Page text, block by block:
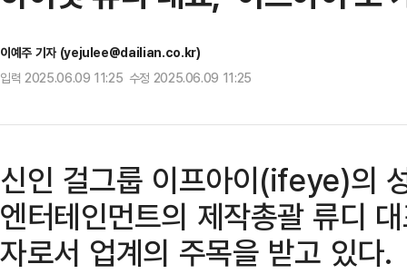
이예주 기자 (yejulee@dailian.co.kr)
입력 2025.06.09 11:25 수정 2025.06.09 11:25
신인 걸그룹 이프아이(ifeye)의
엔터테인먼트의 제작총괄 류디
자로서 업계의 주목을 받고 있다.